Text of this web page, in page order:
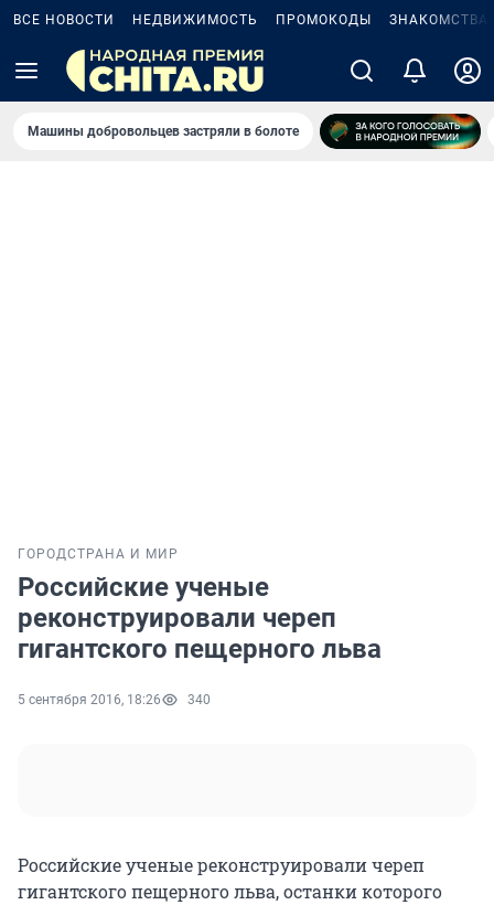
ВСЕ НОВОСТИ НЕДВИЖИМОСТЬ ПРОМОКОДЫ ЗНАКОМСТВА
Машины добровольцев застряли в болоте
ГОРОДСТРАНА И МИР
Российские ученые
реконструировали череп
гигантского пещерного льва
5 сентября 2016, 18:26 340
Российские ученые реконструировали череп
гигантского пещерного льва, останки которого